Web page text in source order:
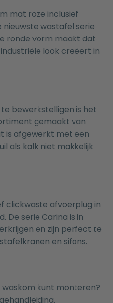
mat roze inclusief
wastafel serie
ronde vorm maakt dat
look creëert in
bewerkstelligen is het
gemaakt van
is afgewerkt met een
als kalk niet makkelijk
clickwaste afvoerplug in
De serie Carina is in
en zijn perfect te
en sifons.
waskom kunt monteren?